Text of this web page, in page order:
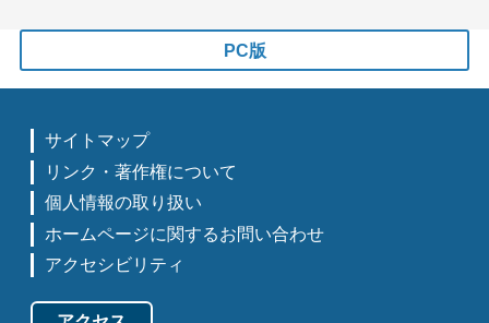
PC版
サイトマップ
リンク・著作権について
個人情報の取り扱い
ホームページに関するお問い合わせ
アクセシビリティ